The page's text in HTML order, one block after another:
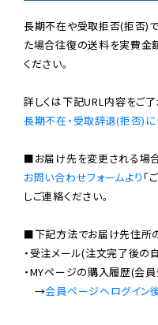
長期不在や受取拒否(拒否)
た場合往復の送料を実費金
ください。
長期不在・受取辞退(拒否)に
お問い合わせフォームより 「
しご連絡ください。
■下記方法でお届け先住所の
・受注メール(注文完了後の
・MYページの購入履歴(会
→会員ページへログイン